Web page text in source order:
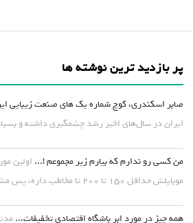
پر بازدید ترین نوشته ها
صابر اسکندری، کوچ شماره یک های صنعت زیبایی
ایران در سال‌های اخیر رشد چشمگیری داشته و
من کسی رو ندارم که بیارم زیر مجموعم !... اولین
موبایلش حداقل ۱۵۰ تا ۲۰۰ تا مخاطب داره، پس مشکل اصلی...
همه چیز در مورد ابر باشگاه اقتصادی تخفیفات...